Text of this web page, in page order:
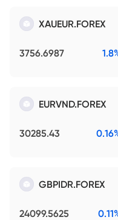
XAUEUR.FOREX
3756.6987
EURVND.FOREX
30285.43
GBPIDR.FOREX
24099.5625